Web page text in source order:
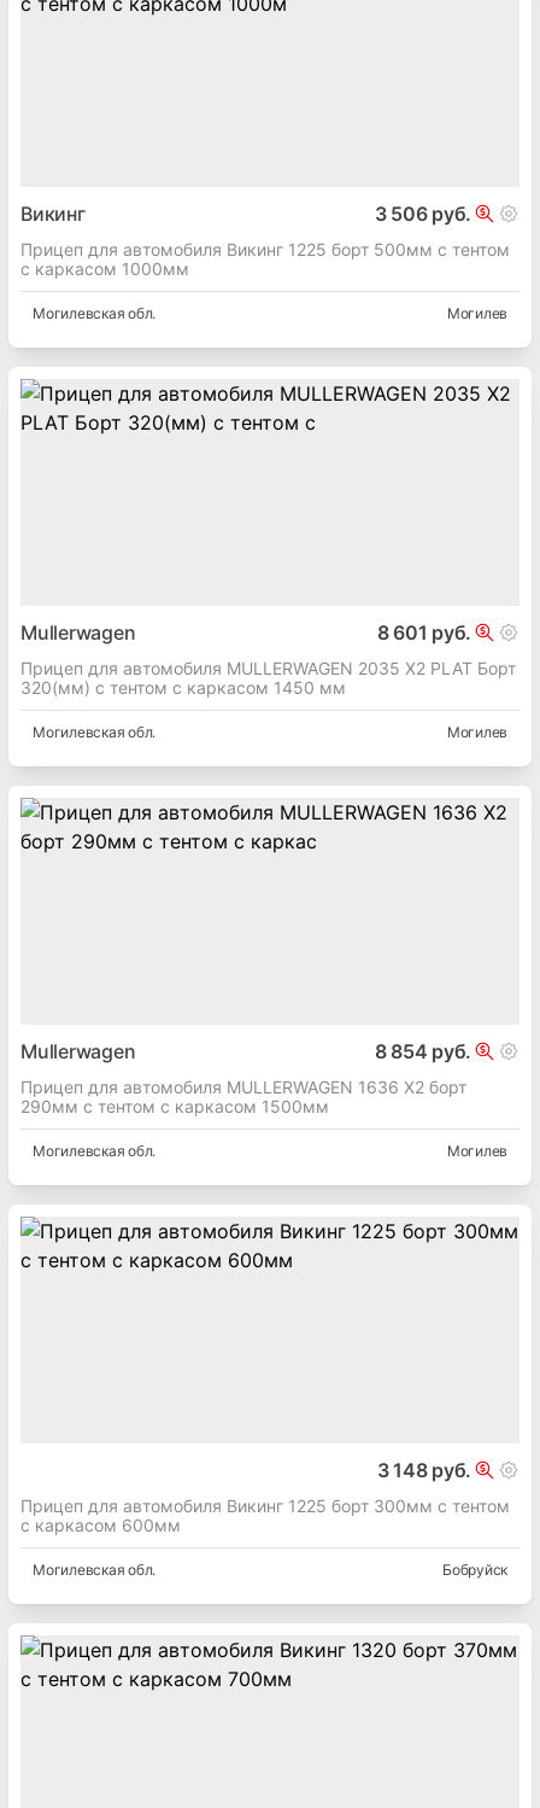
Викинг 3 506 руб.
Прицеп для автомобиля Викинг 1225 борт 500мм с тентом
с каркасом 1000мм
Могилевская обл. Могилев
Mullerwagen 8 601 руб.
Прицеп для автомобиля MULLERWAGEN 2035 X2 PLAT Борт
320(мм) с тентом с каркасом 1450 мм
Могилевская обл. Могилев
Mullerwagen 8 854 руб.
Прицеп для автомобиля MULLERWAGEN 1636 X2 борт
290мм с тентом с каркасом 1500мм
Могилевская обл. Могилев
3 148 руб.
Прицеп для автомобиля Викинг 1225 борт 300мм с тентом
с каркасом 600мм
Могилевская обл. Бобруйск